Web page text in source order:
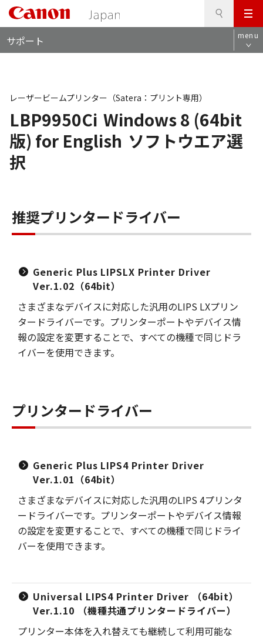
メ
ニ
ュ
サポート menu
LBP9950Ci Windows 8 (64bit
版) for English ソフトウエア選
択
レーザービームプリンター（Satera：プリント専用）
推奨プリンタードライバー
Generic Plus LIPSLX Printer Driver
Ver.1.02（64bit）
さまざまなデバイスに対応した汎用のLIPS LXプリン
タードライバーです。プリンターポートやデバイス情
報の設定を変更することで、すべての機種で同じドラ
イバーを使用できます。
プリンタードライバー
Generic Plus LIPS4 Printer Driver
Ver.1.01（64bit）
さまざまなデバイスに対応した汎用のLIPS 4プリンタ
ードライバーです。プリンターポートやデバイス情報
の設定を変更することで、すべての機種で同じドライ
バーを使用できます。
Universal LIPS4 Printer Driver （64bit）
Ver.1.10 （機種共通プリンタードライバー）
プリンター本体を入れ替えても継続して利用可能な